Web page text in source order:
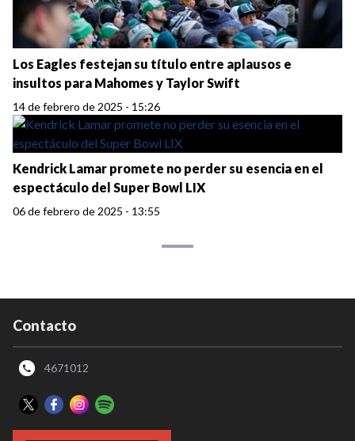
Los Eagles festejan su título entre aplausos e
insultos para Mahomes y Taylor Swift
14 de febrero de 2025 - 15:26
Kendrick Lamar promete no perder su esencia en el
espectáculo del Super Bowl LIX
06 de febrero de 2025 - 13:55
Contacto
4671012